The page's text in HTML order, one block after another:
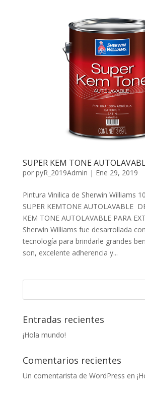
SUPER KEM ­TONE
por pyR_2019Admin | Ene 29, 2019
Pintura Vinilica de Sherwin Williams
SUPER KEM­TONE AUTOLAVABLE
KEM TONE AUTOLAVABLE PARA
Sherwin Williams fue desarrollada
tecnología para brindarle grandes
son, excelente adherencia y...
Entradas recientes
¡Hola mundo!
Comentarios recientes
Un comentarista de WordPress en